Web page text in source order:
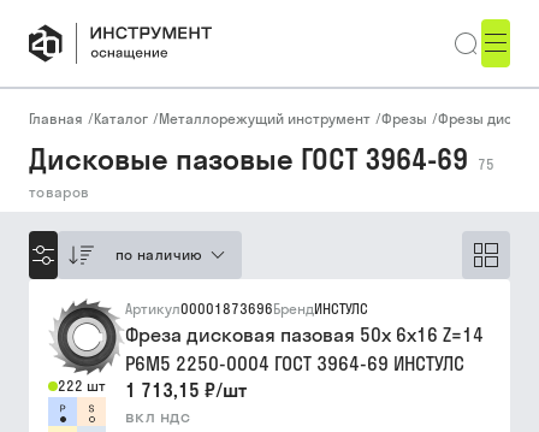
Главная /Каталог /Металлорежущий инструмент /Фрезы /Фрезы
Дисковые пазовые ГОСТ 3964-69
75
товаров
по наличию
222 шт
Артикул00001873696БрендИНСТУЛС
Фреза дисковая пазовая 50х 6х16 Z=14
Р6М5 2250-0004 ГОСТ 3964-69 ИНСТУЛС
1 713,15 ₽/шт
вкл ндс